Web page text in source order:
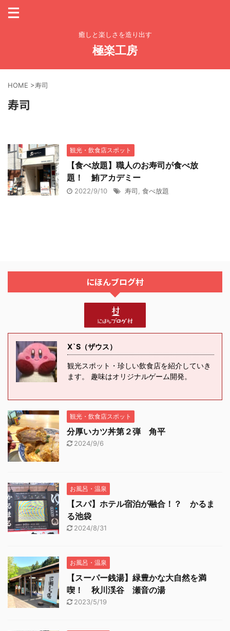
癒しと楽しさを造り出す
極楽工房
HOME >寿司
寿司
観光・飲食店スポット
【食べ放題】職人のお寿司が食べ放
題！ 鮪アカデミー
2022/9/10 寿司 食べ放題
にほんブログ村
X`S（ザウス）
観光スポット・珍しい飲食店を紹介していき
ます。 趣味はオリジナルゲーム開発。
観光・飲食店スポット
分厚いカツ丼第２弾 角平
2024/9/6
お風呂・温泉
【スパ】ホテル宿泊が融合！？ かるま
る池袋
2024/8/31
お風呂・温泉
【スーパー銭湯】緑豊かな大自然を満
喫！ 秋川渓谷 瀬音の湯
2023/5/19